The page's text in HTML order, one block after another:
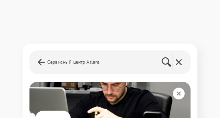
Сервисный центр Atlant